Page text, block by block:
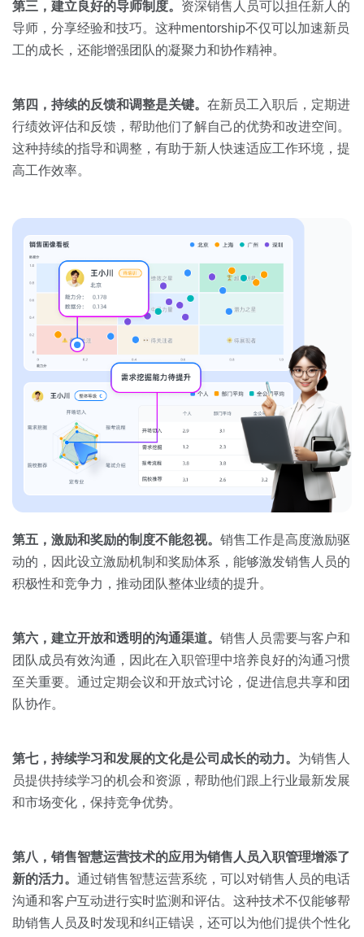
第三，建立良好的导师制度。 资深销售人员可以担任新人的
导师，分享经验和技巧。这种mentorship不仅可以加速新员
工的成长，还能增强团队的凝聚力和协作精神。
第四，持续的反馈和调整是关键。 在新员工入职后，定期进
行绩效评估和反馈，帮助他们了解自己的优势和改进空间。
这种持续的指导和调整，有助于新人快速适应工作环境，提
高工作效率。
第五，激励和奖励的制度不能忽视。 销售工作是高度激励驱
动的，因此设立激励机制和奖励体系，能够激发销售人员的
积极性和竞争力，推动团队整体业绩的提升。
第六，建立开放和透明的沟通渠道。 销售人员需要与客户和
团队成员有效沟通，因此在入职管理中培养良好的沟通习惯
至关重要。通过定期会议和开放式讨论，促进信息共享和团
队协作。
第七，持续学习和发展的文化是公司成长的动力。 为销售人
员提供持续学习的机会和资源，帮助他们跟上行业最新发展
和市场变化，保持竞争优势。
第八，销售智慧运营技术的应用为销售人员入职管理增添了
新的活力。 通过销售智慧运营系统，可以对销售人员的电话
沟通和客户互动进行实时监测和评估。这种技术不仅能够帮
助销售人员及时发现和纠正错误，还可以为他们提供个性化